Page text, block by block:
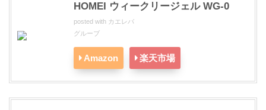
HOMEI ウィークリージェル WG-0
posted with カエレバ
グルーブ
Amazon 楽天市場